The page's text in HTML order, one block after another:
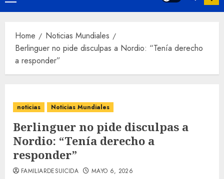
Home
Noticias Mundiales
Berlinguer no pide disculpas a Nordio: “Tenía derecho
a responder”
noticias Noticias Mundiales
Berlinguer no pide disculpas a
Nordio: “Tenía derecho a
responder”
FAMILIARDESUICIDA MAYO 6, 2026